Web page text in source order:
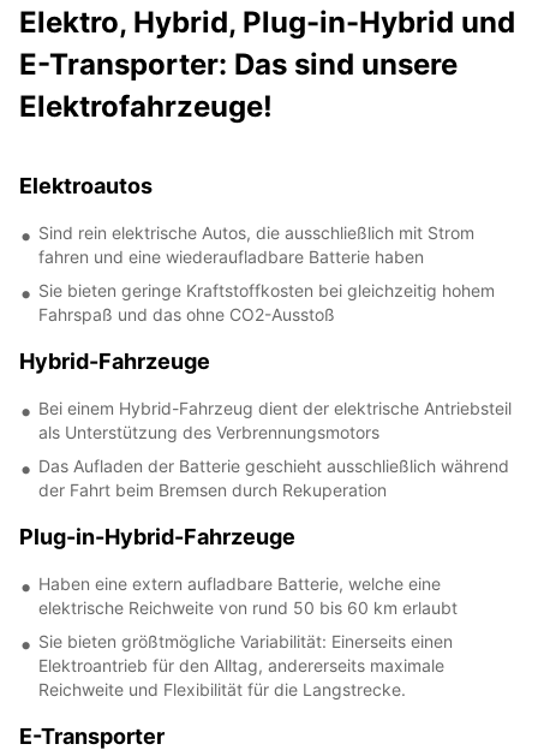
Elektro, Hybrid, Plug-in-Hybrid und
E-Transporter: Das sind unsere
Elektrofahrzeuge!
Elektroautos
Sind rein elektrische Autos, die ausschließlich mit Strom
fahren und eine wiederaufladbare Batterie haben
Sie bieten geringe Kraftstoffkosten bei gleichzeitig hohem
Fahrspaß und das ohne CO2-Ausstoß
Hybrid-Fahrzeuge
Bei einem Hybrid-Fahrzeug dient der elektrische Antriebsteil
als Unterstützung des Verbrennungsmotors
Das Aufladen der Batterie geschieht ausschließlich während
der Fahrt beim Bremsen durch Rekuperation
Plug-in-Hybrid-Fahrzeuge
Haben eine extern aufladbare Batterie, welche eine
elektrische Reichweite von rund 50 bis 60 km erlaubt
Sie bieten größtmögliche Variabilität: Einerseits einen
Elektroantrieb für den Alltag, andererseits maximale
Reichweite und Flexibilität für die Langstrecke.
E-Transporter